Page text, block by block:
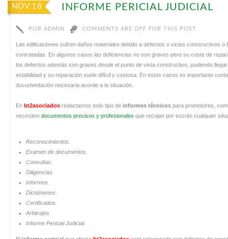
NOV 18 INFORME PERICIAL JUDICIAL
POR ADMIN COMMENTS ARE OFF FOR THIS POST
Las edificaciones sufren daños materiales debido a defectos o vicios constructivos
contratadas. En algunos casos las deficiencias no son graves pero su coste de
los defectos además son graves desde el punto de vista constructivo, pudiendo
estabilidad y su reparación suele difícil y costosa. En estos casos es importante
documentación necesaria acorde a la situación.
En bt2asociados redactamos todo tipo de informes técnicos para promotores,
necesiten documentos precisos y profesionales que recojan por escrito cualquier
Reconocimientos.
Examen de documentos.
Consultas.
Diligencias.
Informes.
Dictámenes.
Certificados.
Arbitrajes.
Informe Pericial Judicial.